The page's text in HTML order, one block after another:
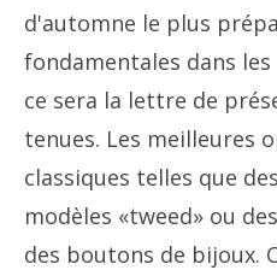
d'automne le plus
fondamentales dans
ce sera la lettre de
tenues. Les meilleures
classiques telles que
modèles «tweed» ou
des boutons de bijoux.